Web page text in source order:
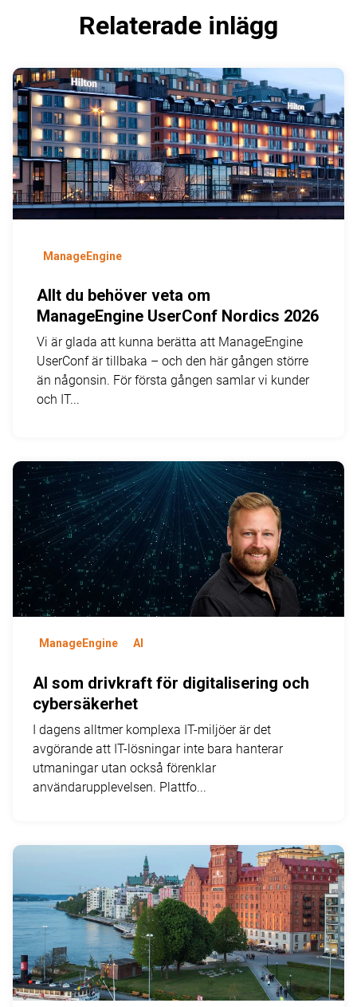
Relaterade inlägg
ManageEngine
Allt du behöver veta om
ManageEngine UserConf Nordics 2026
Vi är glada att kunna berätta att ManageEngine
UserConf är tillbaka – och den här gången större
än någonsin. För första gången samlar vi kunder
och IT...
ManageEngine AI
AI som drivkraft för digitalisering och
cybersäkerhet
I dagens alltmer komplexa IT-miljöer är det
avgörande att IT-lösningar inte bara hanterar
utmaningar utan också förenklar
användarupplevelsen. Plattfo...